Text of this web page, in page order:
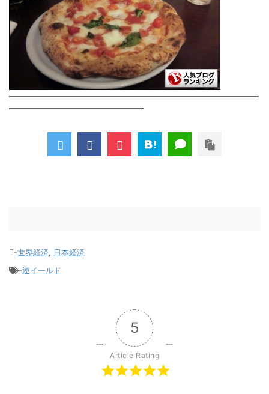
――――――――――――――――――――――――――
――――――――――――――
-世界経済, 日本経済
-逆イールド
5
Article Rating